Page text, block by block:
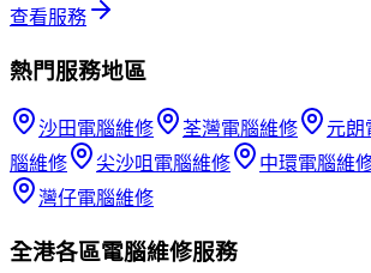
查看服務
熱門服務地區
沙田電腦維修 荃灣電腦維修 元朗
腦維修
尖沙咀 電腦維修 中環電腦維
灣仔電腦維修
全港各區電腦維修服務